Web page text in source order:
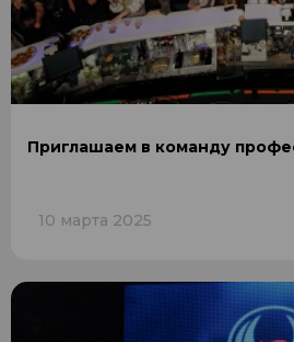
Приглашаем в команду
10 марта 2025